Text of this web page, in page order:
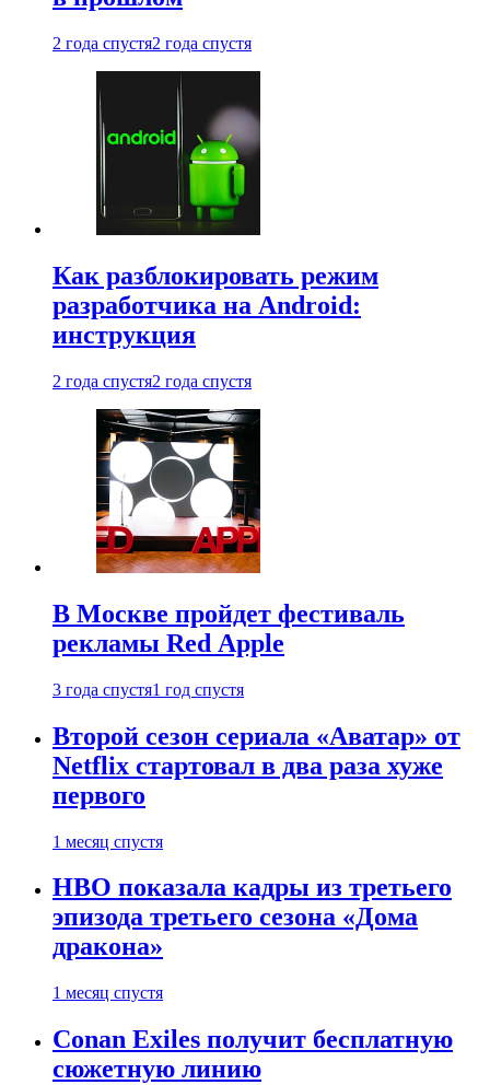
2 года спустя2 года спустя
Как разблокировать режим
разработчика на Android:
инструкция
2 года спустя2 года спустя
В Москве пройдет фестиваль
рекламы Red Apple
3 года спустя1 год спустя
Второй сезон сериала «Аватар» от
Netflix стартовал в два раза хуже
первого
1 месяц спустя
HBO показала кадры из третьего
эпизода третьего сезона «Дома
дракона»
1 месяц спустя
Conan Exiles получит бесплатную
сюжетную линию